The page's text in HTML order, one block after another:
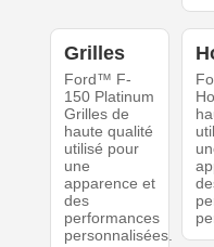
Grilles
Ford™ F-
150 Platinum
Grilles de
haute qualité
utilisé pour
une
apparence et
des
performances
personnalisées.